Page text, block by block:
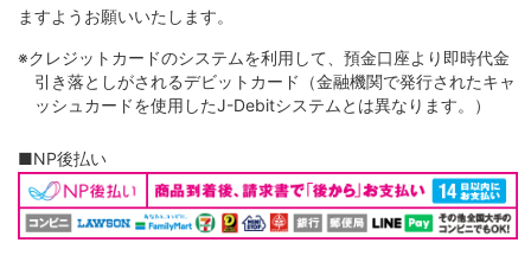
ますようお願いいたします。
※クレジットカードのシステムを利用して、預金口座より即時代金
引き落としがされるデビットカード（金融機関で発行されたキャ
ッシュカードを使用したJ-Debitシステムとは異なります。）
■NP後払い